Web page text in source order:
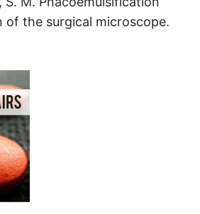
of the surgical microscope.